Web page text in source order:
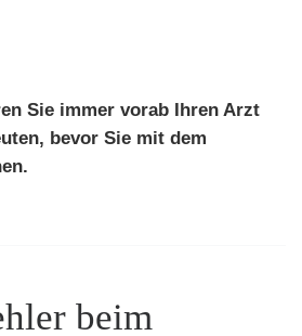
Sie immer vorab Ihren Arzt
bevor Sie mit dem
beim